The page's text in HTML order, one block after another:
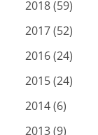
2018 (59)
2017 (52)
2016 (24)
2015 (24)
2014 (6)
2013 (9)